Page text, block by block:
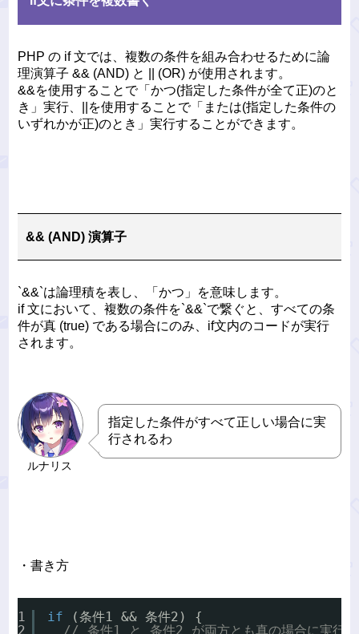
PHP の if 文では、複数の条件を組み合わせるために論
理演算子 && (AND) と || (OR) が使用されます。
&&を使用することで「かつ(指定した条件が全て正)のと
き」実行、||を使用することで「または(指定した条件の
いずれかが正)のとき」実行することができます。
&& (AND) 演算子
`&&`は論理積を表し、「かつ」を意味します。
if 文において、複数の条件を`&&`で繋ぐと、すべての条
件が真 (true) である場合にのみ、if文内のコードが実行
されます。
ルナリス
指定した条件がすべて正しい場合に実
行されるわ
・書き方
1
2
if
(条件1 && 条件2) {
// 条件1 と 条件2 が両方とも真の場合に実行す